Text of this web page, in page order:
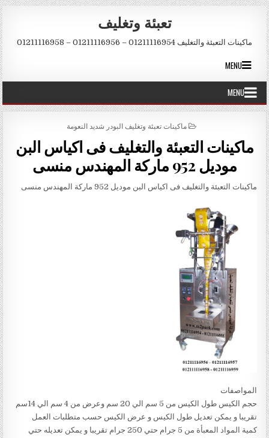
Skip to content
تعبئة وتغليف
ماكينات التعبئة والتغليف 01211116954 – 01211116956 – 01211116958
MENU
MENU
POSTED IN
ماكينات تعبئة وتغليف البودر شديد النعومة
ماكينات التعبئة والتغليف فى اكياس البن
موديل 952 ماركة المهندس منسى
ماكينات التعبئة والتغليف فى اكياس البن موديل 952 ماركة المهندس منسى
المواصفات
حجم الكيس طول الكيس من 5 سم الي 20 سم وعرض من 4 سم الي 14سم
تقريبا و يمكن تعديل طول الكيس و عرض الكيس حسب متطلبات العمل
كمية المواد المعبأة من 5 جرام حتي 250 جرام تقريبا و يمكن تعديله حتي